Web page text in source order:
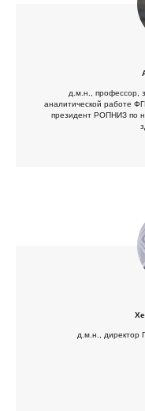
д.м.н., профессор,
аналитической работе
президент РОПНИЗ по
д.м.н., директор